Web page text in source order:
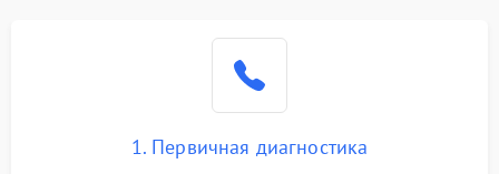
1. Первичная диагностика